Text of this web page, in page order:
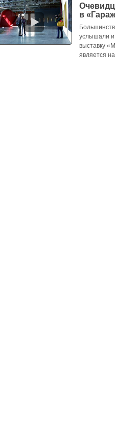
в
услышали и
выставку
является